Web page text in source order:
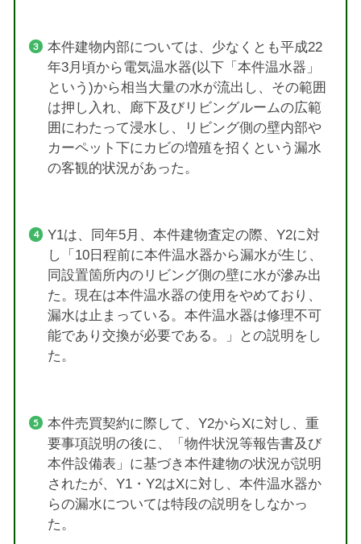
本件建物内部については、少なくとも平成22
年3月頃から電気温水器(以下「本件温水器」
という)から相当大量の水が流出し、その範囲
は押し入れ、廊下及びリビングルームの広範
囲にわたって浸水し、リビング側の壁内部や
カーペット下にカビの増殖を招くという漏水
の客観的状況があった。
Y1は、同年5月、本件建物査定の際、Y2に対
し「10日程前に本件温水器から漏水が生じ、
同設置箇所内のリビング側の壁に水が滲み出
た。現在は本件温水器の使用をやめており、
漏水は止まっている。本件温水器は修理不可
能であり交換が必要である。」との説明をし
た。
本件売買契約に際して、Y2からXに対し、重
要事項説明の後に、「物件状況等報告書及び
本件設備表」に基づき本件建物の状況が説明
されたが、Y1・Y2はXに対し、本件温水器か
らの漏水については特段の説明をしなかっ
た。